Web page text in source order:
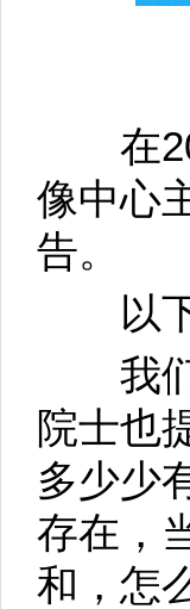
在
像中心
告。
以下
我们
院士也
多少少
存在，
和，怎